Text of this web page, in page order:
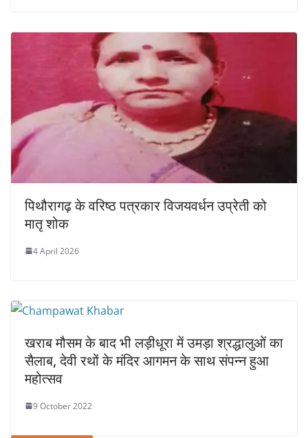
पिथौरागढ़ के वरिष्ठ पत्रकार विजयवर्धन उप्रेती को ​
मातृ शोक
4 April 2026
खराब मौसम के बाद भी लड़ीधूरा में उमड़ा श्रद्धालुओं का
सैलाब, देवी रथों के मंदिर आगमन के साथ संपन्न हुआ
महोत्सव
9 October 2022